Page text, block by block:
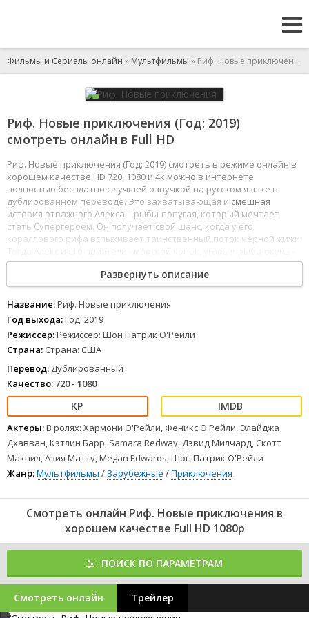
Фильмы и Сериалы онлайн » Мультфильмы » Риф. Новые приключения
Риф. Новые приключения (Год: 2019)
смотреть онлайн в Full HD
Риф. Новые приключения (Год: 2019) смотреть в режиме онлайн в
хорошем качестве HD 720, 1080 и 4к можно в интернете
полностью бесплатно с лучшей озвучкой на русском языке в
дублированном переводе. Это захватывающая и смешная
история отважного Алекса – рыбы-попугая, который мечтает
стать Супергероем. Он получает свой шанс, когда у его
кораллового рифа вспыхивает таинственный поток чёрной жижи.
уплывают, чтобы противостоять угрозе и спасти свой дом, они
сталкиваются с затонувшим кораблем со скрытыми
сокровищами, заброшенным самолетом, злыми акулами и
подводным вулканом.
Развернуть описание
Название:Риф. Новые приключения
Год выхода:Год: 2019
Режиссер:Режиссер: Шон Патрик О'Рейли
Страна: Страна: США
Перевод: Дублированный
Качество: 720 - 1080
Актеры:В ролях: Хармони О'Рейли, Феникс О'Рейли, Элайджа
Дхавван, Кэтлин Барр, Samara Redway, Дэвид Милчард, Скотт
Макнил, Азия Матту, Megan Edwards, Шон Патрик О'Рейли
Жанр:Мультфильмы / Зарубежные /Приключения
Смотреть онлайн Риф. Новые приключения в
хорошем качестве Full HD 1080p
ПОИСК ПО ПАРАМЕТРАМ
Смотреть онлайн Трейлер